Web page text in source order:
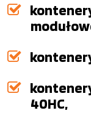
40HC,